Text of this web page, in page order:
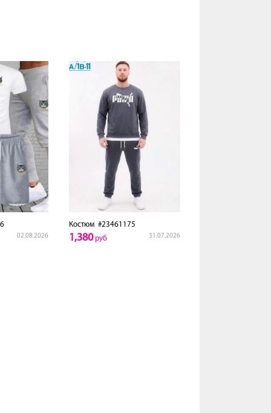
02.08.2026
Костюм #23461175
31.07.2026
1,380руб